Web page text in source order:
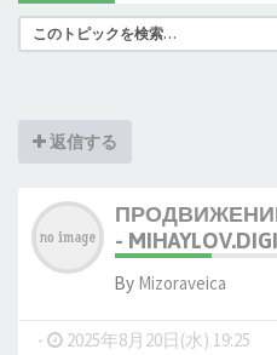
返信する
-
By Mizoraveica
- 2025年8月20日(水) 19:25